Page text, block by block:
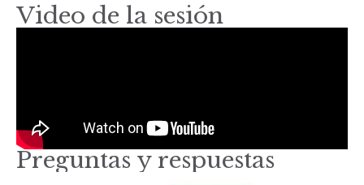
Video de la sesión
Preguntas y respuestas